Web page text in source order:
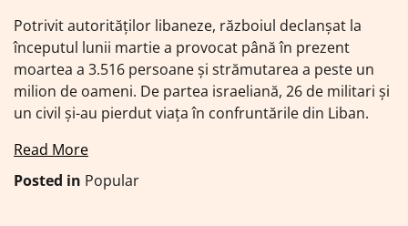
Potrivit autorităților libaneze, războiul declanșat la
începutul lunii martie a provocat până în prezent
moartea a 3.516 persoane și strămutarea a peste un
milion de oameni. De partea israeliană, 26 de militari și
un civil și-au pierdut viața în confruntările din Liban.
Read More
Posted in Popular